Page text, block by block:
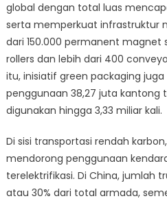
global dengan total luas
serta memperkuat infrastruktur
dari 150.000 permanent magnet
rollers dan lebih dari 400
itu, inisiatif green packaging
penggunaan 38,27 juta kantong
digunakan hingga 3,33 miliar kali.
Di sisi transportasi rendah
mendorong penggunaan
terelektrifikasi. Di China, jumlah
atau 30% dari total armada,